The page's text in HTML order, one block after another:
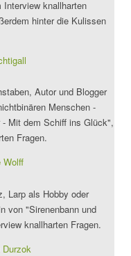
knallharten
hinter die Kulissen
Autor und Blogger
Menschen -
Mit dem Schiff ins Glück",
Fragen.
Wolff
Larp als Hobby oder
von "Sirenenbann und
knallharten Fragen.